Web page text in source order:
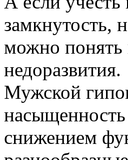
замкнутость,
можно понять
недоразвития.
Мужской
снижением